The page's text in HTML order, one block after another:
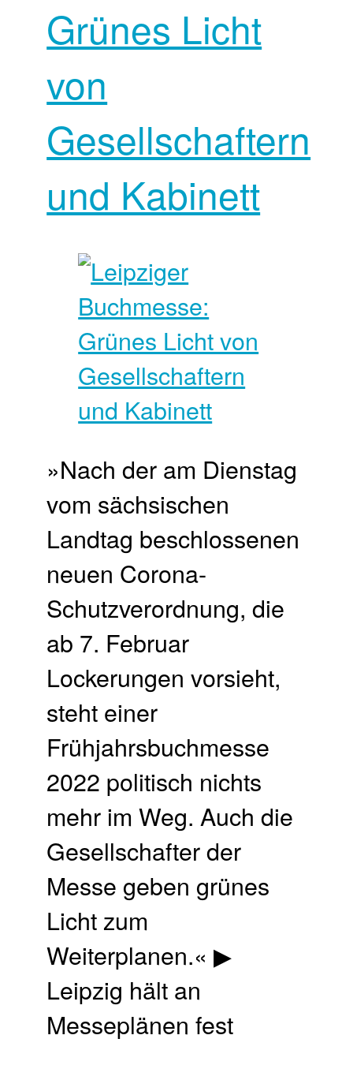
Grünes Licht
von
Gesellschaftern
und Kabinett
»Nach der am Dienstag
vom sächsischen
Landtag beschlossenen
neuen Corona-
Schutzverordnung, die
ab 7. Februar
Lockerungen vorsieht,
steht einer
Frühjahrsbuchmesse
2022 politisch nichts
mehr im Weg. Auch die
Gesellschafter der
Messe geben grünes
Licht zum
Weiterplanen.« ▶
Leipzig hält an
Messeplänen fest